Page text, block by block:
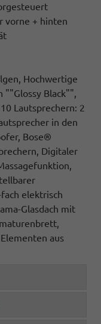
vorne + hinten
Hochwertige
""Glossy Black"",
Lautsprechern: 2
in den
Bose®
Digitaler
elektrisch
Glasdach mit
aus